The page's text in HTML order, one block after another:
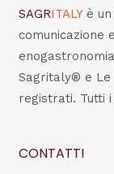
SAGRITALY è
comunicazione
Sagritaly® e Le
registrati. Tutti
CONTATTI